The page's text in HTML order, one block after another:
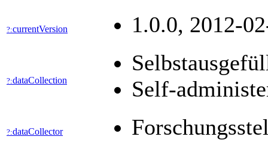
?:currentVersion 1.0.0, 2012-
?:dataCollection
Self-
?:dataCollector